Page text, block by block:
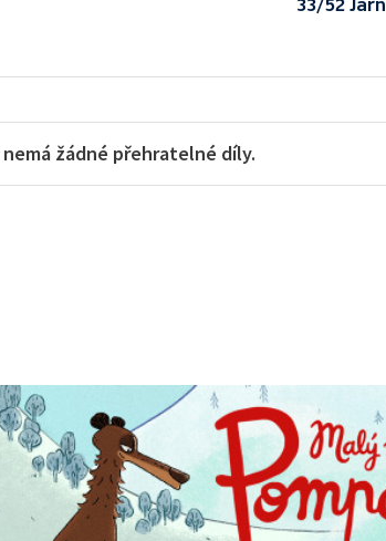
žádné přehratelné díly.